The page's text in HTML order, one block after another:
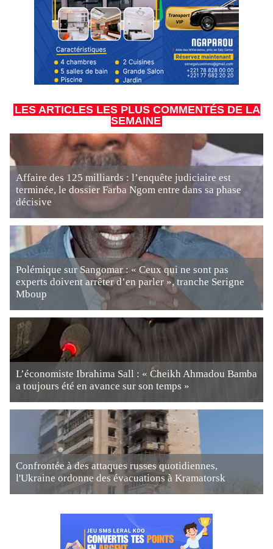
LES ARTICLES LES PLUS COMMENTÉS DE LA
SEMAINE
Affaire des 125 milliards : l’enquête judiciaire est
terminée, le dossier Farba Ngom entre dans sa phase
décisive
Polémique sur Sangomar : « Ceux qui ne sont pas
experts doivent arrêter d’en parler », tranche Serigne
Mboup
L’économiste Ibrahima Sall : « Cheikh Ahmadou Bamba
a toujours été en avance sur son temps »
Confrontée à des attaques russes quotidiennes,
l'Ukraine ordonne des évacuations à Kramatorsk